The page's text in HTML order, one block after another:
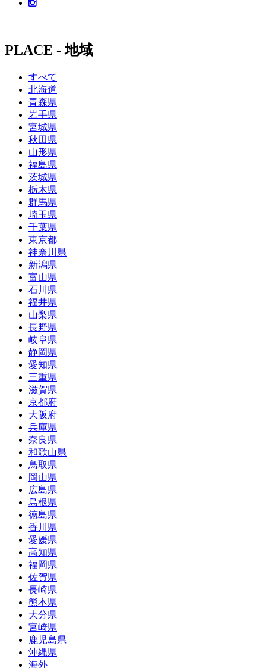
PLACE - 地域
すべて
北海道
青森県
岩手県
宮城県
秋田県
山形県
福島県
茨城県
栃木県
群馬県
埼玉県
千葉県
東京都
神奈川県
新潟県
富山県
石川県
福井県
山梨県
長野県
岐阜県
静岡県
愛知県
三重県
滋賀県
京都府
大阪府
兵庫県
奈良県
和歌山県
鳥取県
岡山県
広島県
島根県
徳島県
香川県
愛媛県
高知県
福岡県
佐賀県
長崎県
熊本県
大分県
宮崎県
鹿児島県
沖縄県
海外